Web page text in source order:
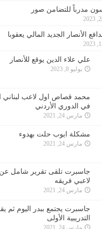
مدرباً للتضامن صور
الأنصار الجديد المالي يعقوبا
علي علاء الدين يوقع للأنصار
يوليو 8, 2023
محمد قصاص اول لاعب لبناني
في الدوري الأردني
مارس 24, 2021
مشكلة ايوب حلت بهدوء
مارس 24, 2021
جاسبرت تلقى تقرير شامل
لاعبي فريقه
مارس 24, 2021
جاسبرت يجتمع ببدر اليوم ثم
التدريبية الأولى
مارس 24, 2021